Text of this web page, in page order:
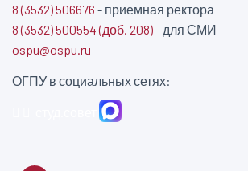
8 (3532) 506676 - приемная ректора
8 (3532) 500554 (доб. 208)- для СМИ
ospu@ospu.ru
ОГПУ в социальных сетях: